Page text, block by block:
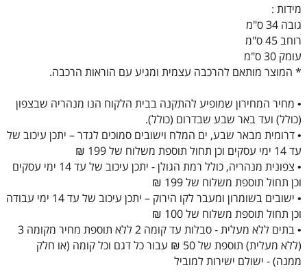
מידות :
גובה 34 ס"מ
רוחב 45 ס"מ
עומק 30 ס"מ
* המוצר מותאם להרכבה עצמית ומגיע עם הוראות הרכבה.
• מחיר המחירון שמופיע להתקנה בבית הלקוח הנו מנהריה שבצפון
(כולל) ועד באר שבע שבדרום (כולל).
• דרומית מבאר שבע, ים המלח וישובים סמוכים לגדר – יתכן עיכוב של
עד 14 ימי עסקים וכן תחול תוספת משלוח של 199 ₪
• צפונית מנהריה, כולל רמת הגולן - יתכן עיכוב של עד 14 ימי עסקים
וכן תחול תוספת משלוח של 199 ₪
• ישובים בשומרון ומעבר לקו הירוק – יתכן עיכוב של עד 14 ימי עבודה
וכן תחול תוספת משלוח של 100 ₪
• בתים ללא מעלית - סבלות עד קומה 2 ללא תוספת מחיר מקומה 3
(ללא מעלית) תוספת של 50 ₪ עבור כל דגם וכל קומה (או חלק
ממנה) - ישולם ישירות למוביל